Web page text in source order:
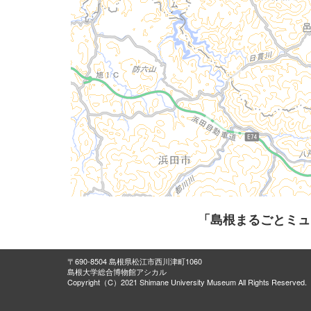
「島根まるごとミ
〒690-8504 島根県松江市西川津町1060
島根大学総合博物館アシカル
Copyright（C）2021 Shimane University Museum All Rights Reserved.